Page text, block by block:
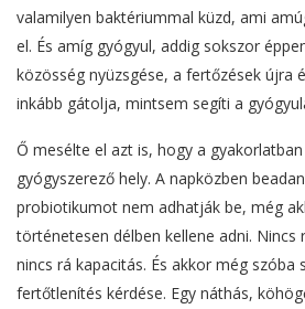
valamilyen baktériummal küzd, ami
el. És amíg gyógyul, addig sokszor
közösség nyüzsgése, a fertőzések újra
inkább gátolja, mintsem segíti a
Ő mesélte el azt is, hogy a
gyógyszerező hely. A napközben
probiotikumot nem adhatják be, még
történetesen délben kellene adni. Nincs
nincs rá kapacitás. És akkor még szóba
fertőtlenítés kérdése. Egy náthás,